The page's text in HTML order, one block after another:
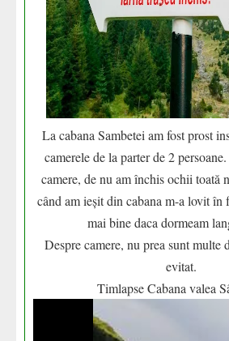
La cabana Sambetei am fost prost
camerele de la parter de 2
camere, de nu am închis ochii toată
când am ieșit din cabana m-a lovit în
mai bine daca dormeam
Despre camere, nu prea sunt multe
evitat.
Timlapse Cabana valea